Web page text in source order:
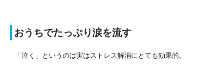
おうちでたっぷり涙を流す
「泣く」というのは実はストレス解消にとても効果的。